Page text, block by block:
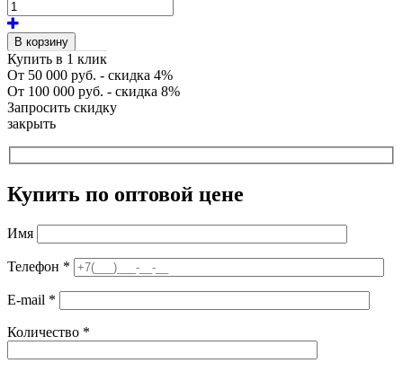
В корзину
Купить в 1 клик
От 50 000 руб. - скидка 4%
От 100 000 руб. - скидка 8%
Запросить скидку
закрыть
Купить по оптовой цене
Имя
Телефон *
E-mail *
Количество *